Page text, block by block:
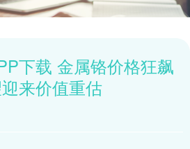
下载 金属铬价格狂飙
来价值重估